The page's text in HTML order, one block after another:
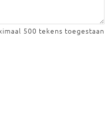
500 tekens toegestaan